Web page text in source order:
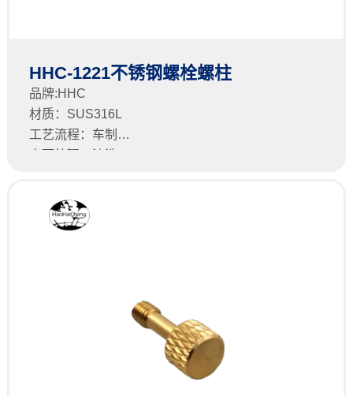
HHC-1221不锈钢螺栓螺柱
品牌:HHC
材质：SUS316L
工艺流程：车制